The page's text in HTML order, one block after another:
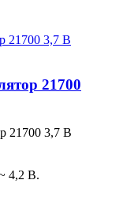
21700
21700 3,7 В
4,2 В.